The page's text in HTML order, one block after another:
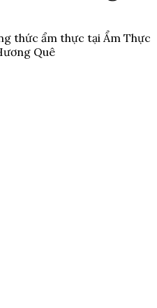
thức ẩm thực tại Ẩm Thực
Quê